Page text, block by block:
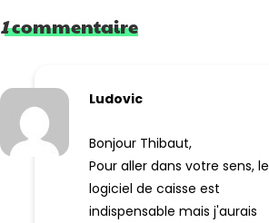
1commentaire
Ludovic
Bonjour Thibaut,
Pour aller dans votre sens, le
logiciel de caisse est
indispensable mais j'aurais